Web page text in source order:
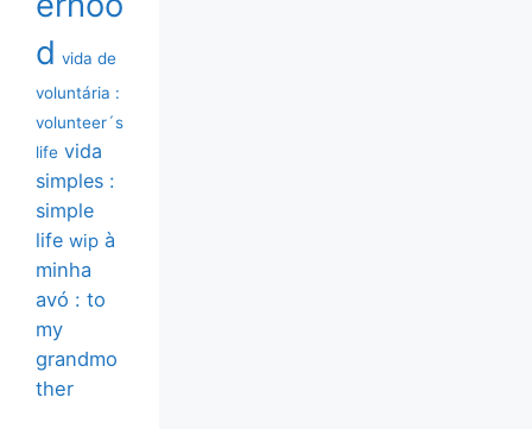
d vida de
voluntária :
volunteer´s
life vida
simples :
simple
life wip à
minha
avó : to
my
grandmo
ther